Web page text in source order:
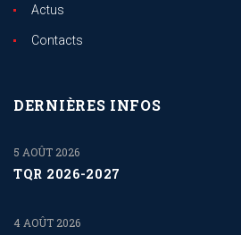
Actus
Contacts
DERNIÈRES INFOS
TQR 2026-2027
5 AOÛT 2026
4 AOÛT 2026